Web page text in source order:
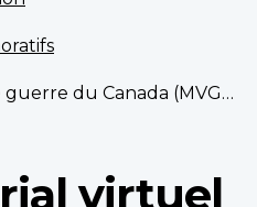
du Canada (MVGC)
virtuel